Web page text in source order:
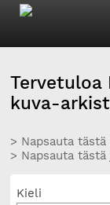
Tervetuloa
kuva-
> Napsauta
> Napsauta
Kieli